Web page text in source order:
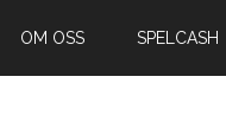
OM OSS SPELCASH